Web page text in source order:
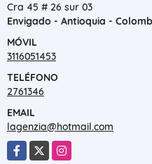
Cra 45 # 26 sur 03
Envigado - Antioquia -
MÓVIL
3116051453
TELÉFONO
2761346
EMAIL
lagenzia@hotmail.com
Facebook
X Instagram